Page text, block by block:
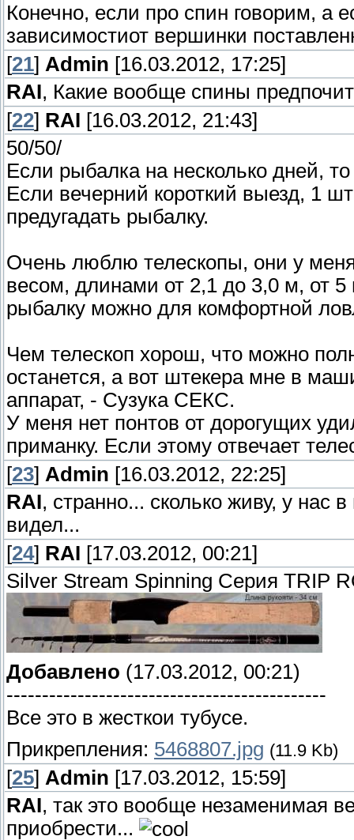
Конечно, если про спин говорим, а
зависимостиот вершинки
[21] Admin [16.03.2012, 17:25]
RAI, Какие вообще спины
[22] RAI [16.03.2012, 21:43]
50/50/
Если рыбалка на несколько дней,
Если вечерний короткий выезд, 1
предугадать рыбалку.
Очень люблю телескопы, они у
весом, длинами от 2,1 до 3,0 м, от 5
рыбалку можно для комфортной
Чем телескоп хорош, что можно
останется, а вот штекера мне в
аппарат, - Сузука СЕКС.
У меня нет понтов от дорогущих
приманку. Если этому отвечает
[23] Admin [16.03.2012, 22:25]
RAI, странно... сколько живу, у нас
видел...
[24] RAI [17.03.2012, 00:21]
Silver Stream Spinning Серия TRIP
Добавлено (17.03.2012, 00:21)
---------------------------------------------
Все это в жесткои тубусе.
Прикрепления: 5468807.jpg (11.9 Kb)
[25] Admin [17.03.2012, 15:59]
RAI, так это вообще незаменимая
приобрести...